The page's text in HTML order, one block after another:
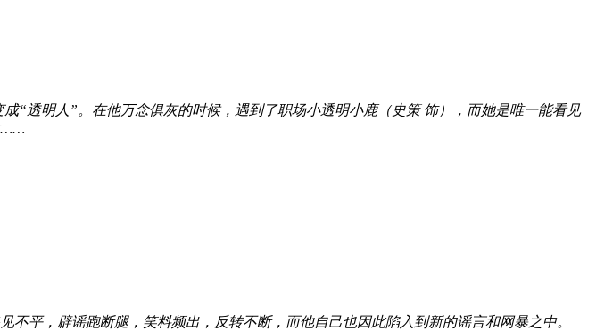
“透明人”。在他万念俱灰的时候，遇到了职场小透明小鹿（史策 饰），而她是唯一能看见
……
平，辟谣跑断腿，笑料频出，反转不断，而他自己也因此陷入到新的谣言和网暴之中。